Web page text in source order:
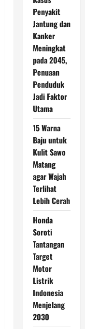
Penyakit
Jantung dan
Kanker
Meningkat
pada 2045,
Penuaan
Penduduk
Jadi Faktor
Utama
15 Warna
Baju untuk
Kulit Sawo
Matang
agar Wajah
Terlihat
Lebih Cerah
Honda
Soroti
Tantangan
Target
Motor
Listrik
Indonesia
Menjelang
2030